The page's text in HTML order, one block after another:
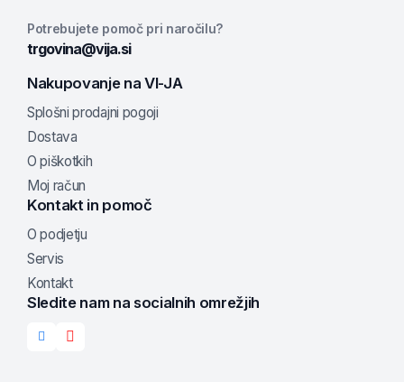
Potrebujete pomoč pri naročilu?
trgovina@vija.si
Nakupovanje na VI-JA
Splošni prodajni pogoji
Dostava
O piškotkih
Moj račun
Kontakt in pomoč
O podjetju
Servis
Kontakt
Sledite nam na socialnih omrežjih